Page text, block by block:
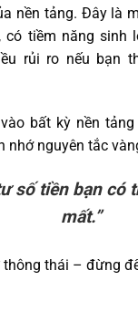
nền tảng. Đây là
tiềm năng sinh
rủi ro nếu bạn
bất kỳ nền
nhớ nguyên tắc
số tiền bạn có
mất.”
thái – đừng